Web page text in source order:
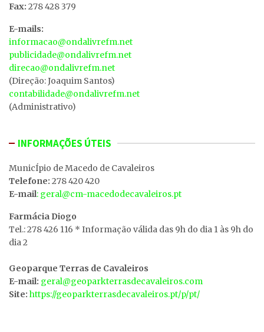
Fax: 278 428 379
E-mails:
informacao@ondalivrefm.net
publicidade@ondalivrefm.net
direcao@ondalivrefm.net
(Direção: Joaquim Santos)
contabilidade@ondalivrefm.net
(Administrativo)
INFORMAÇÕES ÚTEIS
MunicÍpio de Macedo de Cavaleiros
Telefone: 278 420 420
E-mail: geral@cm-macedodecavaleiros.pt
Farmácia Diogo
Tel.: 278 426 116 * Informação válida das 9h do dia 1 às 9h do
dia 2
Geoparque Terras de Cavaleiros
E-mail: geral@geoparkterrasdecavaleiros.com
Site: https://geoparkterrasdecavaleiros.pt/p/pt/